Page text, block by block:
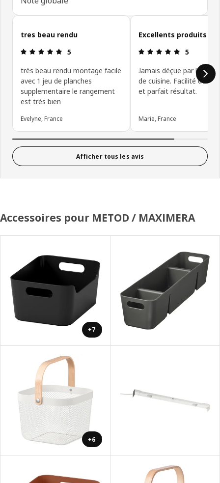
Ignorer les avis clients
tres beau rendu
Avis: 5 sur 5 étoiles
5
très beau rendu montage facile
avec 1 jeu de planches
supplementaire le rangement
est très bien
Evelyne, France
Excellents produits
Avis: 5 sur
5
Jamais déçue par les
de cuisine. Facilité de
et parfait résultat.
Marie, France
Afficher tous les avis
Accessoires pour METOD / MAXIMERA
+7
+6